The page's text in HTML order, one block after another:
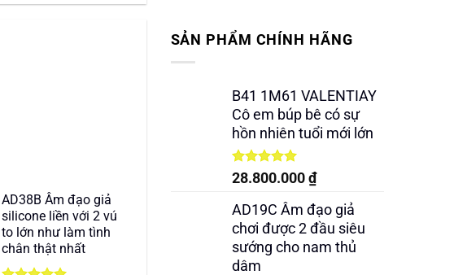
AD38B Âm đạo giả
silicone liền với 2 vú
to lớn như làm tình
chân thật nhất
SẢN PHẨM CHÍNH HÃNG
B41 1M61 VALENTIAY
Cô em búp bê có sự
hồn nhiên tuổi mới lớn
Được xếp
28.800.000₫
AD19C Âm đạo giả
chơi được 2 đầu siêu
sướng cho nam thủ
dâm